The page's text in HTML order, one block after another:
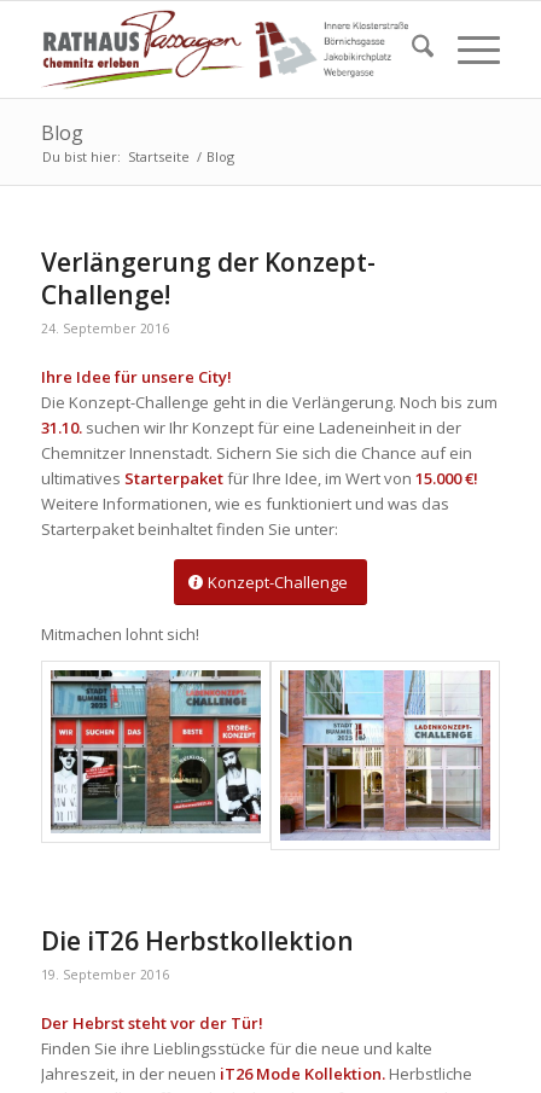
Blog
Du bist hier: Startseite / Blog
Verlängerung der Konzept-
Challenge!
24. September 2016
Ihre Idee für unsere City!
Die Konzept-Challenge geht in die Verlängerung. Noch bis zum
31.10.suchen wir Ihr Konzept für eine Ladeneinheit in der
Chemnitzer Innenstadt. Sichern Sie sich die Chance auf ein
ultimatives Starterpaketfür Ihre Idee, im Wert von 15.000 €!
Weitere Informationen, wie es funktioniert und was das
Starterpaket beinhaltet finden Sie unter:
Konzept-Challenge
Mitmachen lohnt sich!
Die iT26 Herbstkollektion
19. September 2016
Der Hebrst steht vor der Tür!
Finden Sie ihre Lieblingsstücke für die neue und kalte
Jahreszeit, in der neuen iT26 Mode Kollektion.Herbstliche